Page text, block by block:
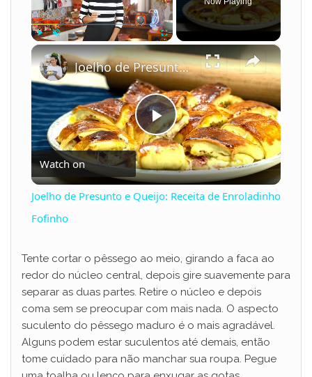
×
P
l
y
V
i
Joelho de Presunto e Queijo: Receita de Enroladinho Fofinho
Watch on
Joelho de Presunto e Queijo: Receita de Enroladinho
Fofinho
Tente cortar o pêssego ao meio, girando a faca ao
redor do núcleo central, depois gire suavemente para
separar as duas partes. Retire o núcleo e depois
coma sem se preocupar com mais nada. O aspecto
suculento do pêssego maduro é o mais agradável.
Alguns podem estar suculentos até demais, então
tome cuidado para não manchar sua roupa. Pegue